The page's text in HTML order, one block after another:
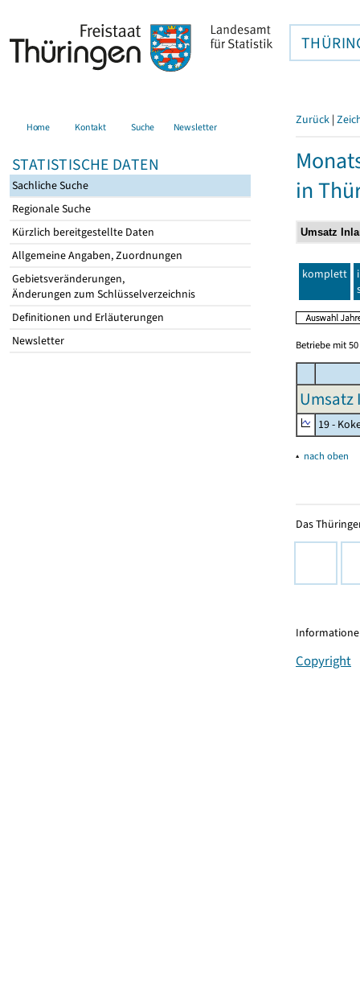
Home Kontakt Suche Newsletter
STATISTISCHE DATEN
Sachliche Suche
Regionale Suche
Kürzlich bereitgestellte Daten
Allgemeine Angaben, Zuordnungen
Gebietsveränderungen,
Änderungen zum Schlüsselverzeichnis
Definitionen und Erläuterungen
Newsletter
Zurück |
in
komplett
Betriebe mit
Umsatz
19 -
▴ nach oben
Das
Copyright